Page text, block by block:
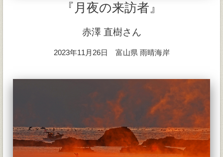
『月夜の来訪者』
赤澤 直樹さん
2023年11月26日 富山県 雨晴海岸